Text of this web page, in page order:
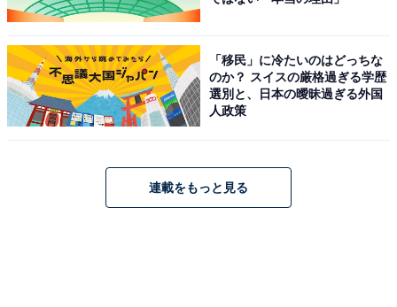
「移民」に冷たいのはどっちな
のか？ スイスの厳格過ぎる学歴
選別と、日本の曖昧過ぎる外国
人政策
連載をもっと見る